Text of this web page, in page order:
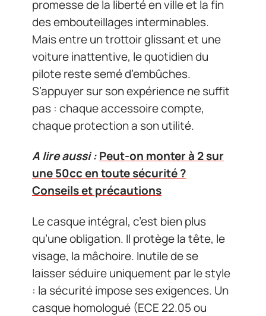
promesse de la liberté en ville et la fin
des embouteillages interminables.
Mais entre un trottoir glissant et une
voiture inattentive, le quotidien du
pilote reste semé d’embûches.
S’appuyer sur son expérience ne suffit
pas : chaque accessoire compte,
chaque protection a son utilité.
A lire aussi :Peut-on monter à 2 sur
une 50cc en toute sécurité ?
Conseils et précautions
Le casque intégral, c’est bien plus
qu’une obligation. Il protège la tête, le
visage, la mâchoire. Inutile de se
laisser séduire uniquement par le style
: la sécurité impose ses exigences. Un
casque homologué (ECE 22.05 ou